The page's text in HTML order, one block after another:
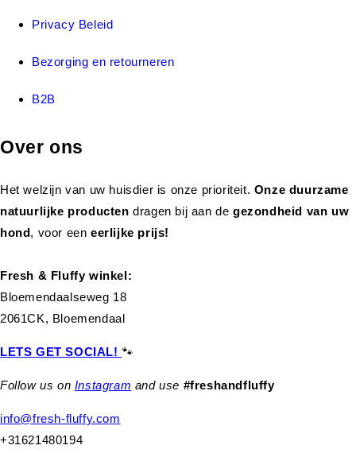
Privacy Beleid
Bezorging en retourneren
B2B
Over ons
Het welzijn van uw huisdier is onze prioriteit. Onze duurzame
natuurlijke productendragen bij aan de gezondheid van uw
hond, voor eeneerlijke prijs!
Fresh & Fluffy winkel:
Bloemendaalseweg 18
2061CK, Bloemendaal
LETS GET SOCIAL!🐾
Follow us on Instagram and use #freshandfluffy
info@fresh-fluffy.com
+31621480194